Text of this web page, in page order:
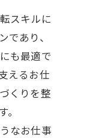
スキルに
あり、
も最適で
えるお仕
くりを整
なお仕事